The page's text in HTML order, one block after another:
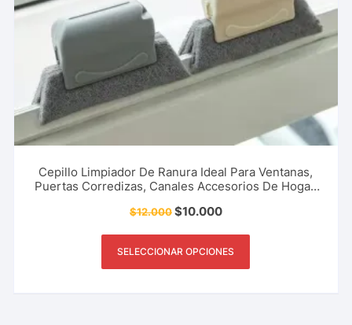
Cepillo Limpiador De Ranura Ideal Para Ventanas,
Puertas Corredizas, Canales Accesorios De Hogar,
$12.000$10.000
SELECCIONAR OPCIONES